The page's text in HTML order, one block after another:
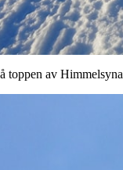
toppen av Himmelsyna